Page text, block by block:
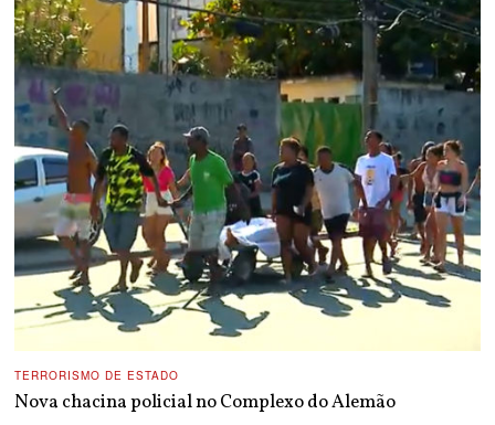
TERRORISMO DE ESTADO
Nova chacina policial no Complexo do Alemão